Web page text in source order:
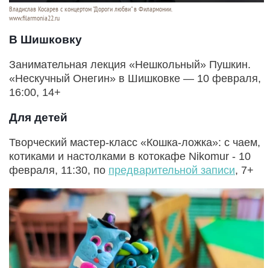
Владислав Косарев с концертом "Дороги любви" в Филармонии.
www.filarmonia22.ru
В Шишковку
Занимательная лекция «Нешкольный» Пушкин.
«Нескучный Онегин» в Шишковке — 10 февраля,
16:00, 14+
Для детей
Творческий мастер-класс «Кошка-ложка»: с чаем,
котиками и настолками в котокафе Nikomur - 10
февраля, 11:30, по предварительной записи, 7+